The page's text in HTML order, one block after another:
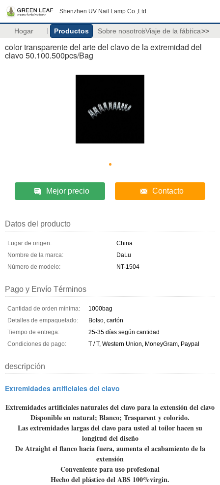
Shenzhen UV Nail Lamp Co.,Ltd.
Hogar Productos Sobre nosotrosViaje de la fábrica>>
color transparente del arte del clavo de la extremidad del
clavo 50.100.500pcs/Bag
Mejor precio Contacto
Datos del producto
Lugar de origen:
China
Nombre de la marca:
DaLu
Número de modelo:
NT-1504
Pago y Envío Términos
Cantidad de orden mínima:
1000bag
Detalles de empaquetado:
Bolso, cartón
Tiempo de entrega:
25-35 días según cantidad
Condiciones de pago:
T / T, Western Union, MoneyGram, Paypal
descripción
Extremidades artificiales del clavo
Extremidades artificiales naturales del clavo para la extensión del clavo
Disponible en natural; Blanco; Trasparent y colorido.
Las extremidades largas del clavo para usted al toilor hacen su
longitud del diseño
De Atraight el flanco hacia fuera, aumenta el acabamiento de la
extensión
Conveniente para uso profesional
Hecho del plástico del ABS 100%virgin.